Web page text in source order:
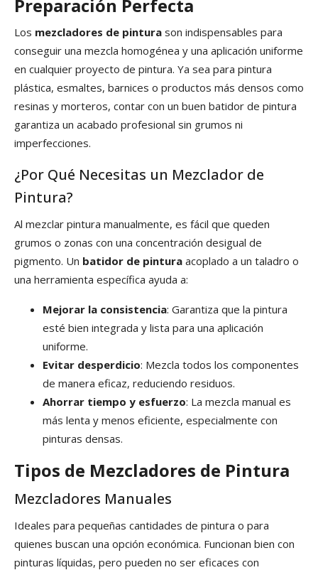
Preparación Perfecta
Los mezcladores de pintura son indispensables para
conseguir una mezcla homogénea y una aplicación uniforme
en cualquier proyecto de pintura. Ya sea para pintura
plástica, esmaltes, barnices o productos más densos como
resinas y morteros, contar con un buen batidor de pintura
garantiza un acabado profesional sin grumos ni
imperfecciones.
¿Por Qué Necesitas un Mezclador de
Pintura?
Al mezclar pintura manualmente, es fácil que queden
grumos o zonas con una concentración desigual de
pigmento. Un batidor de pintura acoplado a un taladro o
una herramienta específica ayuda a:
Mejorar la consistencia: Garantiza que la pintura
esté bien integrada y lista para una aplicación
uniforme.
Evitar desperdicio: Mezcla todos los componentes
de manera eficaz, reduciendo residuos.
Ahorrar tiempo y esfuerzo: La mezcla manual es
más lenta y menos eficiente, especialmente con
pinturas densas.
Tipos de Mezcladores de Pintura
Mezcladores Manuales
Ideales para pequeñas cantidades de pintura o para
quienes buscan una opción económica. Funcionan bien con
pinturas líquidas, pero pueden no ser eficaces con